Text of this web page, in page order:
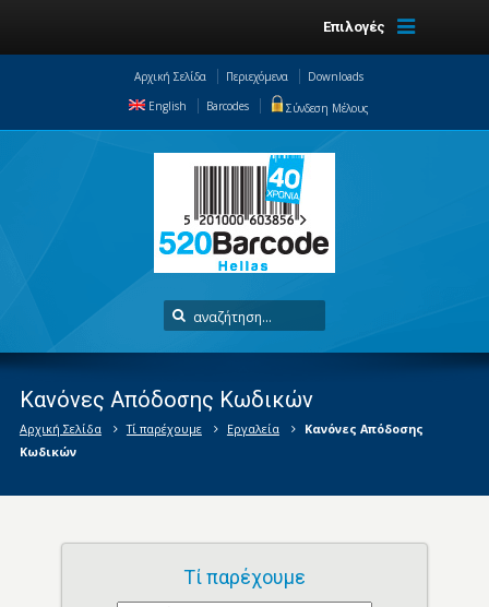
Επιλογές
Αρχική Σελίδα Περιεχόμενα
Downloads
English
Barcodes Σύνδεση Μέλους
Κανόνες Απόδοσης Κωδικών
Αρχική Σελίδα Τί παρέχουμε Εργαλεία
Κανόνες Απόδοσης
Κωδικών
Τί παρέχουμε